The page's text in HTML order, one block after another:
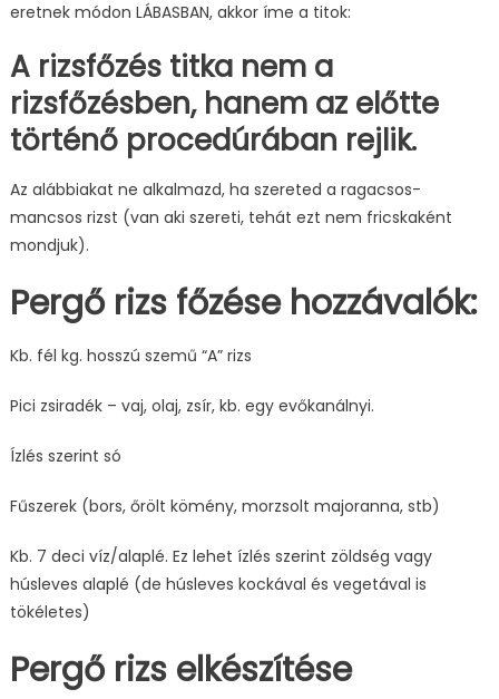
eretnek módon LÁBASBAN, akkor íme a titok:
A rizsfőzés titka nem a
rizsfőzésben, hanem az előtte
történő procedúrában rejlik.
Az alábbiakat ne alkalmazd, ha szereted a ragacsos-
mancsos rizst (van aki szereti, tehát ezt nem fricskaként
mondjuk).
Pergő rizs főzése hozzávalók:
Kb. fél kg. hosszú szemű “A” rizs
Pici zsiradék – vaj, olaj, zsír, kb. egy evőkanálnyi.
Ízlés szerint só
Fűszerek (bors, őrölt kömény, morzsolt majoranna, stb)
Kb. 7 deci víz/alaplé. Ez lehet ízlés szerint zöldség vagy
húsleves alaplé (de húsleves kockával és vegetával is
tökéletes)
Pergő rizs elkészítése